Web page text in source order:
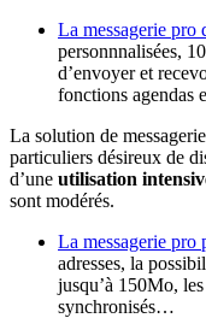
La messagerie pro
personnnalisées,
d’envoyer et
fonctions agendas
La solution de
particuliers désireux de
d’une utilisation
sont modérés.
La messagerie pro
adresses, la
jusqu’à 150Mo,
synchronisés…